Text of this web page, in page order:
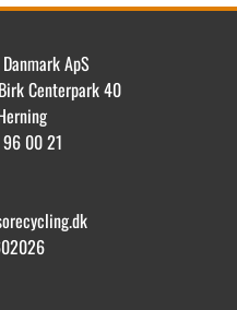
Danmark ApS
Centerpark 40
00 21